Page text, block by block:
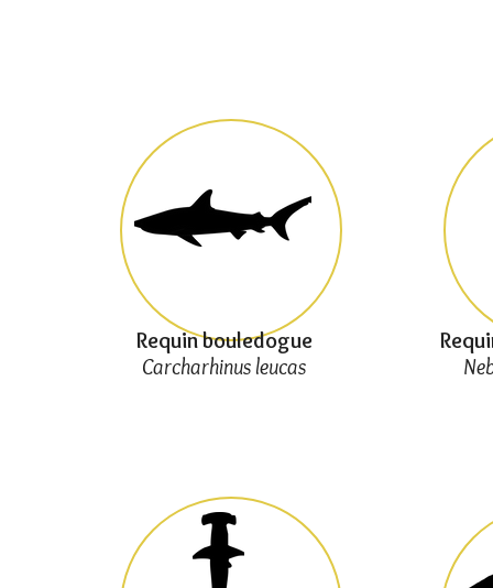
Requin bouledogue
Carcharhinus leucas